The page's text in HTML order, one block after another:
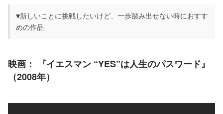
▼新しいことに挑戦したいけど、一歩踏み出せない時におすす
めの作品
映画：
『イエスマン “YES”は人生のパスワード』
（2008年）